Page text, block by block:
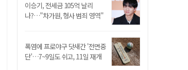
이승기, 전세금 105억 날리
나?…"차가원, 형사 범죄 영역"
폭염에 프로야구 닷새간 '전면중
단'…7~9일도 쉬고, 11일 재개